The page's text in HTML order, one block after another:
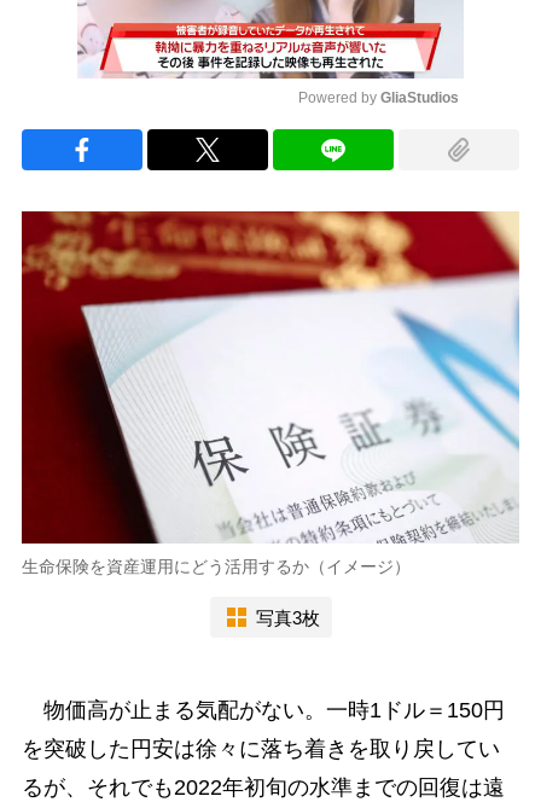
Powered by GliaStudios
生命保険を資産運用にどう活用するか（イメージ）
写真3枚
物価高が止まる気配がない。一時1ドル＝150円
を突破した円安は徐々に落ち着きを取り戻してい
るが、それでも2022年初旬の水準までの回復は遠